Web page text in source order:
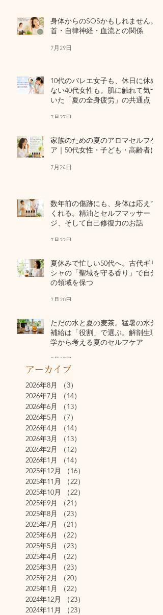
身体からのSOSかもしれません。
首・自律神経・血流との関係
7月29日
10代のバレエ女子も、休日に休め
ない40代女性も。肌に触れて気づ
いた「夏の全身疲労」の共通点
7月27日
家族のための夏のアロマセルフケ
ア｜50代女性・子ども・高齢者に
7月24日
数年前の傷跡にも、身体は応えて
くれる。精油とセルフマッサー
ジ、そして自己修復力のお話
7月22日
夏休みで忙しい50代へ。古代ギリ
シャの「聖域を守る香り」で自分
の領域を保つ
7月20日
ただの水と夏の麦茶。猛暑の水分
補給は「役割」で選ぶ。解剖生理
学から考える夏のセルフケア
7月17日
アーカイブ
2026年8月
（3）
2026年7月
（14）
2026年6月
（13）
2026年5月
（7）
2026年4月
（14）
2026年3月
（13）
2026年2月
（12）
2026年1月
（14）
2025年12月
（16）
2025年11月
（22）
2025年10月
（22）
2025年9月
（21）
2025年8月
（23）
2025年7月
（21）
2025年6月
（22）
2025年5月
（23）
2025年4月
（22）
2025年3月
（23）
2025年2月
（20）
2025年1月
（22）
2024年12月
（23）
2024年11月
（23）